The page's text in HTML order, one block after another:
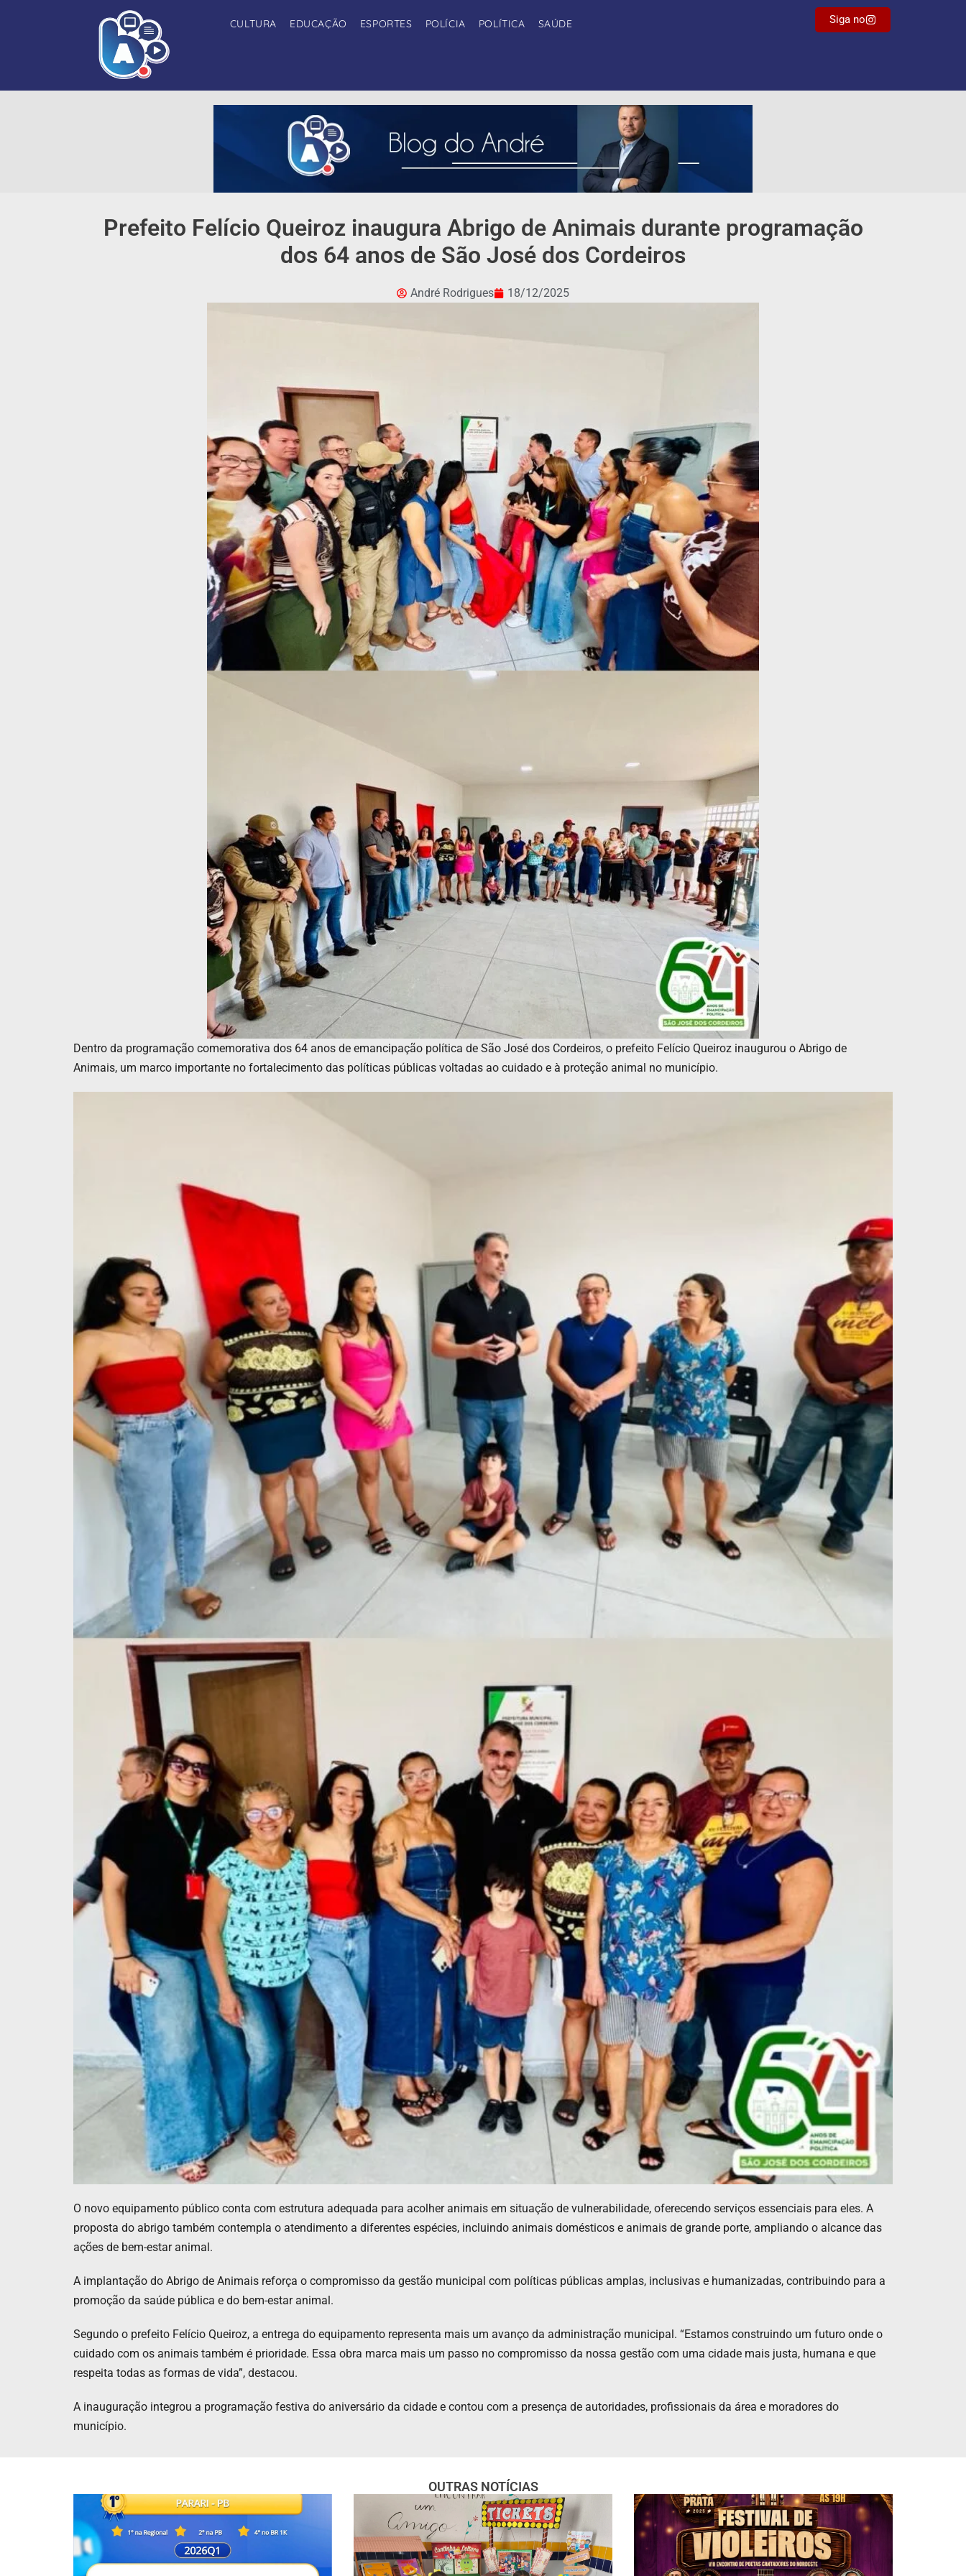
CULTURA EDUCAÇÃO ESPORTES POLÍCIA POLÍTICA SAÚDE Siga no
Prefeito Felício Queiroz inaugura Abrigo de Animais durante programação
dos 64 anos de São José dos Cordeiros
André Rodrigues 18/12/2025
Dentro da programação comemorativa dos 64 anos de emancipação política de São José dos Cordeiros, o prefeito Felício Queiroz inaugurou o Abrigo de
Animais, um marco importante no fortalecimento das políticas públicas voltadas ao cuidado e à proteção animal no município.
O novo equipamento público conta com estrutura adequada para acolher animais em situação de vulnerabilidade, oferecendo serviços essenciais para eles. A
proposta do abrigo também contempla o atendimento a diferentes espécies, incluindo animais domésticos e animais de grande porte, ampliando o alcance das
ações de bem-estar animal.
A implantação do Abrigo de Animais reforça o compromisso da gestão municipal com políticas públicas amplas, inclusivas e humanizadas, contribuindo para a
promoção da saúde pública e do bem-estar animal.
Segundo o prefeito Felício Queiroz, a entrega do equipamento representa mais um avanço da administração municipal. “Estamos construindo um futuro onde o
cuidado com os animais também é prioridade. Essa obra marca mais um passo no compromisso da nossa gestão com uma cidade mais justa, humana e que
respeita todas as formas de vida”, destacou.
A inauguração integrou a programação festiva do aniversário da cidade e contou com a presença de autoridades, profissionais da área e moradores do
município.
OUTRAS NOTÍCIAS